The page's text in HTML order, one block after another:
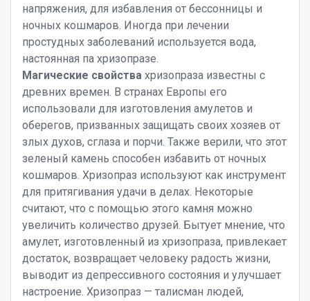
напряжения, для избавления от бессонницы и
ночных кошмаров. Иногда при лечении
простудных заболеваний используется вода,
настоянная па хризопразе.
Магические свойства хризопраза известны с
древних времен. В странах Европы его
использовали для изготовления амулетов и
оберегов, призванных защищать своих хозяев от
злых духов, сглаза и порчи. Также верили, что этот
зеленый камень способен избавить от ночных
кошмаров. Хризопраз используют как инструмент
для притягивания удачи в делах. Некоторые
считают, что с помощью этого камня можно
увеличить количество друзей. Бытует мнение, что
амулет, изготовленный из хризопраза, привлекает
достаток, возвращает человеку радость жизни,
выводит из депрессивного состояния и улучшает
настроение. Хризопраз — талисман людей,